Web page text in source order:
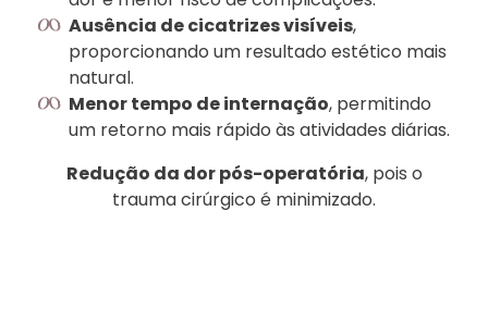
Ausência de cicatrizes visíveis,
proporcionando um resultado estético mais
natural.
Menor tempo de internação, permitindo
um retorno mais rápido às atividades diárias.
Redução da dor pós-operatória, pois o
trauma cirúrgico é minimizado.